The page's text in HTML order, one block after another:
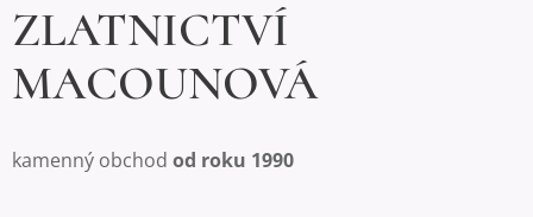
ZLATNICTVÍ
MACOUNOVÁ
kamenný obchod od roku 1990